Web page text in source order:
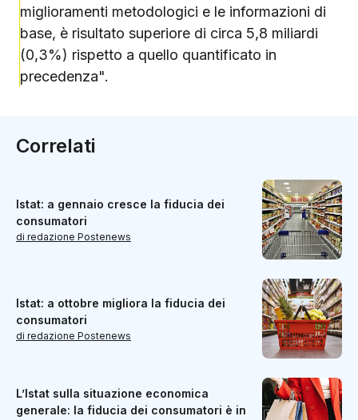
miglioramenti metodologici e le informazioni di
base, è risultato superiore di circa 5,8 miliardi
(0,3%) rispetto a quello quantificato in
precedenza".
Correlati
Istat: a gennaio cresce la fiducia dei
consumatori
di redazione Postenews
Istat: a ottobre migliora la fiducia dei
consumatori
di redazione Postenews
L’Istat sulla situazione economica
generale: la fiducia dei consumatori è in